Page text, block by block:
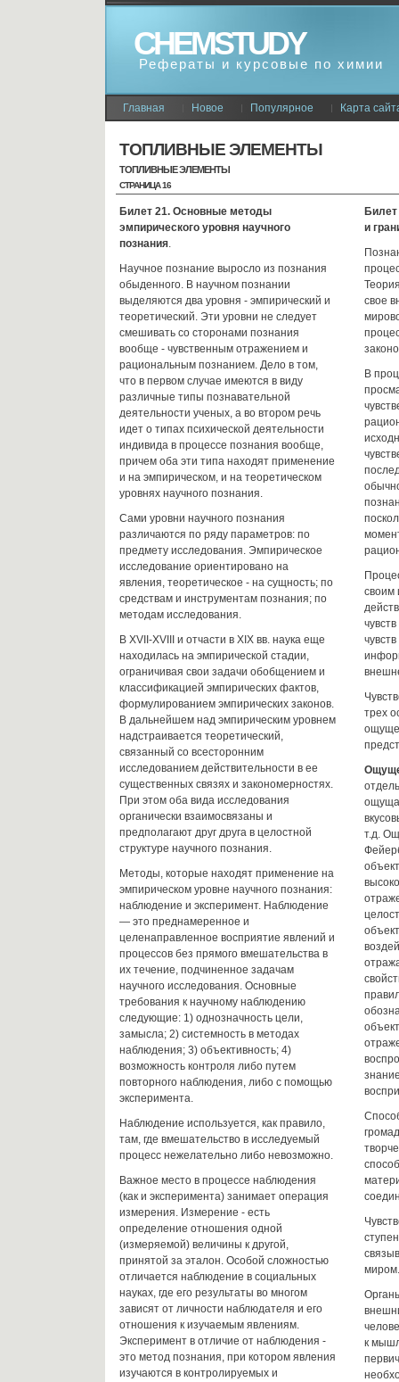
CHEMSTUDY
Рефераты и курсовые по химии
Главная Новое Популярное Карта
ТОПЛИВНЫЕ ЭЛЕМЕНТЫ
ТОПЛИВНЫЕ ЭЛЕМЕНТЫ
СТРАНИЦА 16
Билет 21. Основные методы
эмпирического уровня научного
познания.
Научное познание выросло из познания
обыденного. В научном познании
выделяются два уровня - эмпирический и
теоретический. Эти уровни не следует
смешивать со сторонами познания
вообще - чувственным отражением и
рациональным познанием. Дело в том,
что в первом случае имеются в виду
различные типы познавательной
деятельности ученых, а во втором речь
идет о типах психической деятельности
индивида в процессе познания вообще,
причем оба эти типа находят применение
и на эмпирическом, и на теоретическом
уровнях научного познания.
Сами уровни научного познания
различаются по ряду параметров: по
предмету исследования. Эмпирическое
исследование ориентировано на
явления, теоретическое - на сущность; по
средствам и инструментам познания; по
методам исследования.
В XVII-XVIII и отчасти в XIX вв. наука еще
находилась на эмпирической стадии,
ограничивая свои задачи обобщением и
классификацией эмпирических фактов,
формулированием эмпирических законов.
В дальнейшем над эмпирическим уровнем
надстраивается теоретический,
связанный со всесторонним
исследованием действительности в ее
существенных связях и закономерностях.
При этом оба вида исследования
органически взаимосвязаны и
предполагают друг друга в целостной
структуре научного познания.
Методы, которые находят применение на
эмпирическом уровне научного познания:
наблюдение и эксперимент. Наблюдение
— это преднамеренное и
целенаправленное восприятие явлений и
процессов без прямого вмешательства в
их течение, подчиненное задачам
научного исследования. Основные
требования к научному наблюдению
следующие: 1) однозначность цели,
замысла; 2) системность в методах
наблюдения; 3) объективность; 4)
возможность контроля либо путем
повторного наблюдения, либо с помощью
эксперимента.
Наблюдение используется, как правило,
там, где вмешательство в исследуемый
процесс нежелательно либо невозможно.
Важное место в процессе наблюдения
(как и эксперимента) занимает операция
измерения. Измерение - есть
определение отношения одной
(измеряемой) величины к другой,
принятой за эталон. Особой сложностью
отличается наблюдение в социальных
науках, где его результаты во многом
зависят от личности наблюдателя и его
отношения к изучаемым явлениям.
Эксперимент в отличие от наблюдения -
это метод познания, при котором явления
изучаются в контролируемых и
и
свое
В
своим
трех
т.д.
миром.
к